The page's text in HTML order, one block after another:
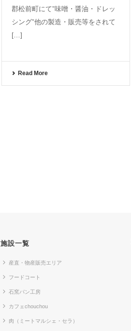
郡松前町にて”味噌・醤油・ドレッ
シング”他の製造・販売等をされて
[…]
Read More
施設一覧
産直・物産販売エリア
フードコート
石窯パン工房
カフェchouchou
肉（ミートマルシェ・セラ）